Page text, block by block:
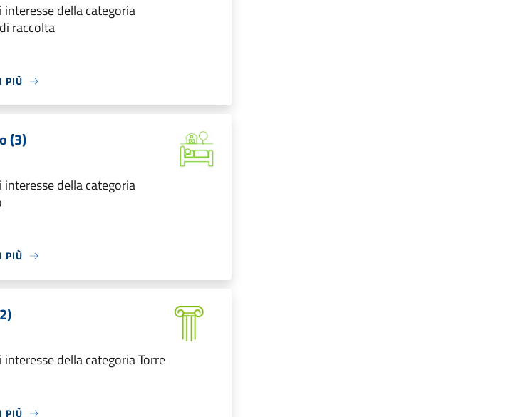
interesse della categoria
raccolta
PIÙ
(3)
interesse della categoria
PIÙ
della categoria Torre
PIÙ